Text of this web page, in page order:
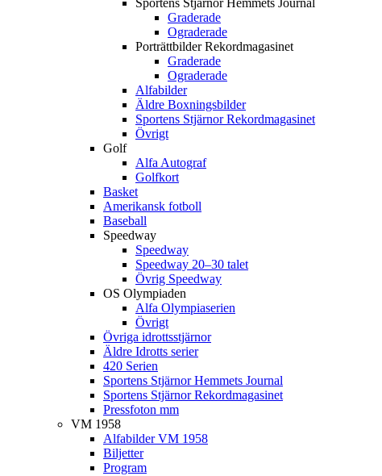
Sportens Stjärnor Hemmets Journal
Graderade
Ograderade
Porträttbilder Rekordmagasinet
Graderade
Ograderade
Alfabilder
Äldre Boxningsbilder
Sportens Stjärnor Rekordmagasinet
Övrigt
Golf
Alfa Autograf
Golfkort
Basket
Amerikansk fotboll
Baseball
Speedway
Speedway
Speedway 20–30 talet
Övrig Speedway
OS Olympiaden
Alfa Olympiaserien
Övrigt
Övriga idrottsstjärnor
Äldre Idrotts serier
420 Serien
Sportens Stjärnor Hemmets Journal
Sportens Stjärnor Rekordmagasinet
Pressfoton mm
VM 1958
Alfabilder VM 1958
Biljetter
Program